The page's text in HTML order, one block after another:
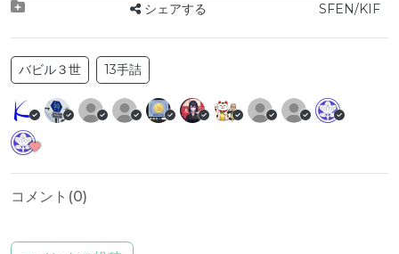
シェアする SFEN/KIF
バビル３世 13手詰
コメント(0)